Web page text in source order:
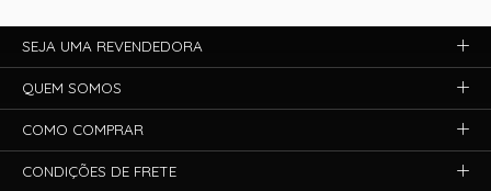
SEJA UMA REVENDEDORA
QUEM SOMOS
COMO COMPRAR
CONDIÇÕES DE FRETE